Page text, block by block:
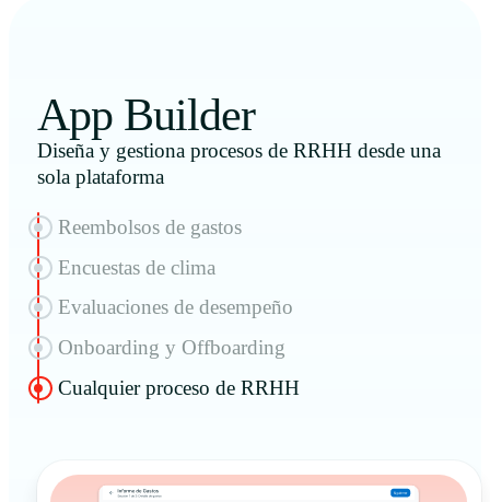
App Builder
Diseña y gestiona procesos de RRHH desde una
sola plataforma
Reembolsos de gastos
Encuestas de clima
Evaluaciones de desempeño
Onboarding y Offboarding
Cualquier proceso de RRHH